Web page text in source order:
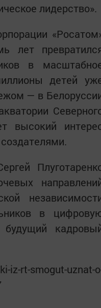
лидерство».
лет
в
детей
— в
высокий
в
rt-smogut-uznat-